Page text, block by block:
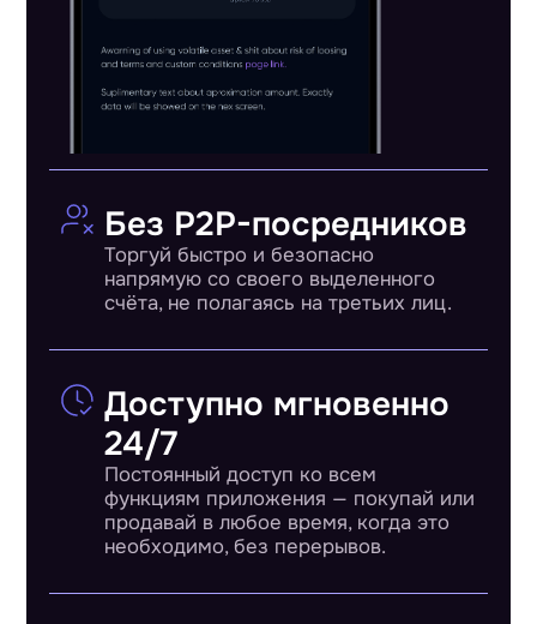
Без P2P-посредников
Торгуй быстро и безопасно
напрямую со своего выделенного
счёта, не полагаясь на третьих лиц.
Доступно мгновенно
24/7
Постоянный доступ ко всем
функциям приложения — покупай или
продавай в любое время, когда это
необходимо, без перерывов.